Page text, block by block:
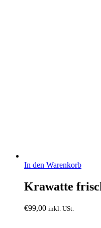
In den Warenkorb
Krawatte
€99,00 inkl. USt.